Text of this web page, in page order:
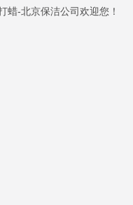
蜡-北京保洁公司欢迎您！